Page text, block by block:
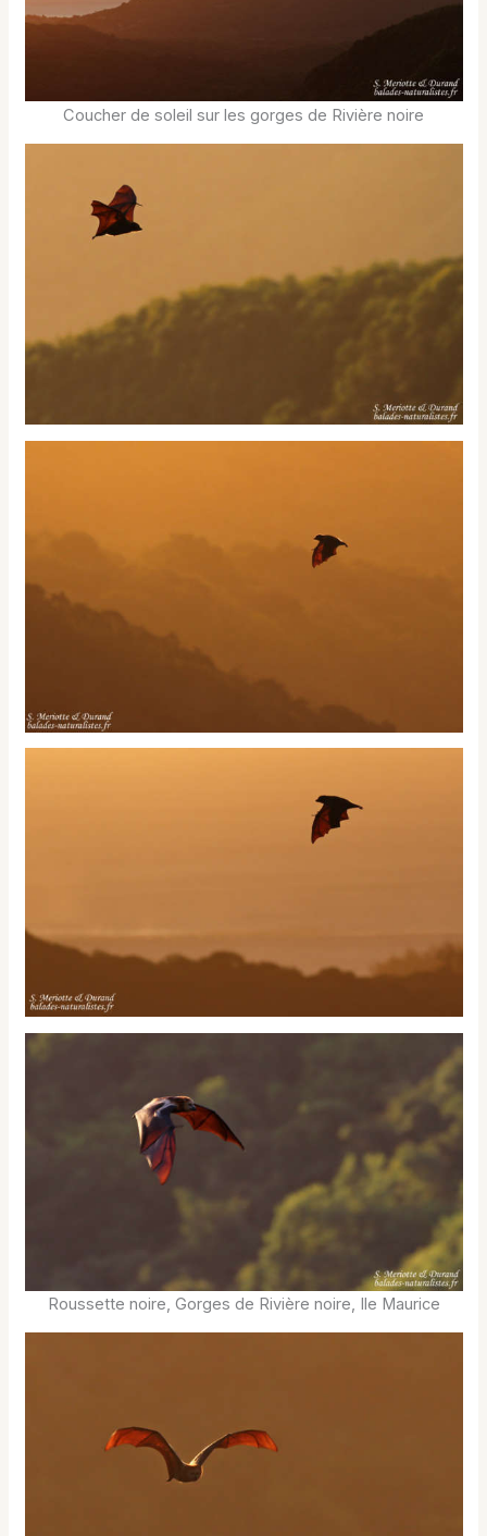
Coucher de soleil sur les gorges de Rivière noire
Roussette noire, Gorges de Rivière noire, Ile Maurice